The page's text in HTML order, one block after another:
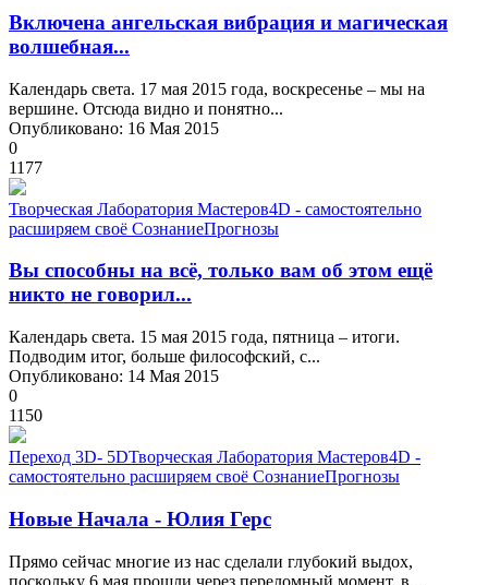
Включена ангельская вибрация и магическая
волшебная...
Календарь света. 17 мая 2015 года, воскресенье – мы на
вершине. Отсюда видно и понятно...
Опубликовано: 16 Мая 2015
0
1177
Творческая Лаборатория Мастеров4D - самостоятельно
расширяем своё СознаниеПрогнозы
Вы способны на всё, только вам об этом ещё
никто не говорил...
Календарь света. 15 мая 2015 года, пятница – итоги.
Подводим итог, больше философский, с...
Опубликовано: 14 Мая 2015
0
1150
Переход 3D- 5DТворческая Лаборатория Мастеров4D -
самостоятельно расширяем своё СознаниеПрогнозы
Новые Начала - Юлия Герс
Прямо сейчас многие из нас сделали глубокий выдох,
поскольку 6 мая прошли через переломный момент, в...